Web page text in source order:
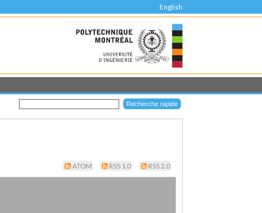
English
ATOM RSS 1.0 RSS 2.0